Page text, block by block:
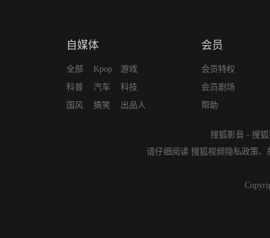
自媒体
全部
科普
国风
Kpop
汽车
搞笑
游戏
科技
出品人
会员
会员特权
会员剧场
帮助
搜狐影音 - 搜
请仔细阅读 搜狐视频隐私政策、